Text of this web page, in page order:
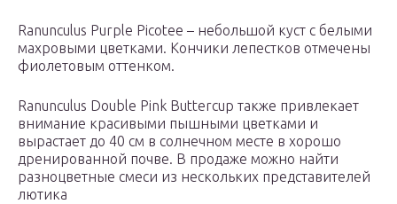
Ranunculus Purple Picotee – небольшой куст с белыми
махровыми цветками. Кончики лепестков отмечены
фиолетовым оттенком.
Ranunculus Double Pink Buttercup также привлекает
внимание красивыми пышными цветками и
вырастает до 40 см в солнечном месте в хорошо
дренированной почве. В продаже можно найти
разноцветные смеси из нескольких представителей
лютика